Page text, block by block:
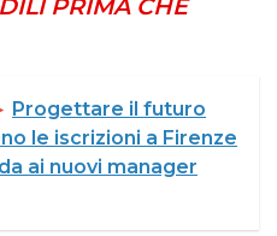
PRIMA CHE
Progettare il futuro
le iscrizioni a Firenze
ai nuovi manager